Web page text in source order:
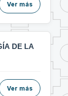
Ver más
DE LA
Ver más